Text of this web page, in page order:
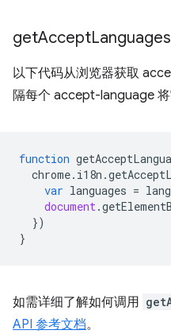
getAccept
以下代码从浏览器获取
隔每个 accept-language 将
function
chrome. i18n .
var languages =
document.
})
}
如需详细了解如何调用
API 参考文档。